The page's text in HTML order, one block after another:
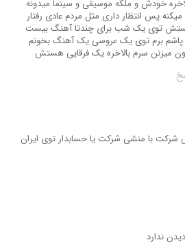
خودش و ملکه موسیقی و سینما میدونه
پس انتظار داری مثل مردم عادی رفتار
توی یک شب برای چندتا آهنگ بیست
پاشم برم توی یک عروسی یک آهنگ بخونم
میزنن سرم بالاخره یک فرقایی هستش
شرکت با منشی شرکت یا حسابدار توی ایران
ندارد